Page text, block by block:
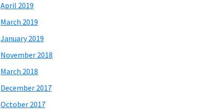
April 2019
March 2019
January 2019
November 2018
March 2018
December 2017
October 2017